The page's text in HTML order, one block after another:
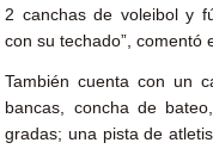
2 canchas de voleibol y
con su techado”, comentó
También cuenta con un
bancas, concha de
gradas; una pista de